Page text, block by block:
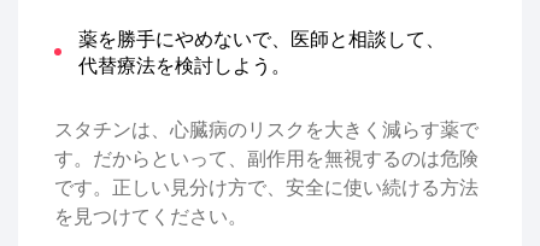
薬を勝手にやめないで、医師と相談して、
代替療法を検討しよう。
スタチンは、心臓病のリスクを大きく減らす薬で
す。だからといって、副作用を無視するのは危険
です。正しい見分け方で、安全に使い続ける方法
を見つけてください。